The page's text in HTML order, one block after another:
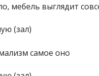
мебель выглядит
самое оно